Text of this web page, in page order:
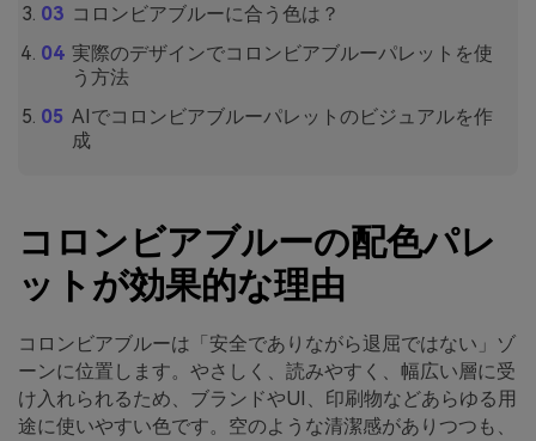
コロンビアブルーに合う色は？
実際のデザインでコロンビアブルーパレットを使
う方法
AIでコロンビアブルーパレットのビジュアルを作
成
コロンビアブルーの配色パレ
ットが効果的な理由
コロンビアブルーは「安全でありながら退屈ではない」ゾ
ーンに位置します。やさしく、読みやすく、幅広い層に受
け入れられるため、ブランドやUI、印刷物などあらゆる用
途に使いやすい色です。空のような清潔感がありつつも、